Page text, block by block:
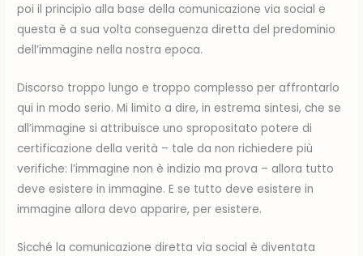
poi il principio alla base della comunicazione via social e
questa è a sua volta conseguenza diretta del predominio
dell’immagine nella nostra epoca.
Discorso troppo lungo e troppo complesso per affrontarlo
qui in modo serio. Mi limito a dire, in estrema sintesi, che se
all’immagine si attribuisce uno spropositato potere di
certificazione della verità – tale da non richiedere più
verifiche: l’immagine non è indizio ma prova – allora tutto
deve esistere in immagine. E se tutto deve esistere in
immagine allora devo apparire, per esistere.
Sicché la comunicazione diretta via social è diventata